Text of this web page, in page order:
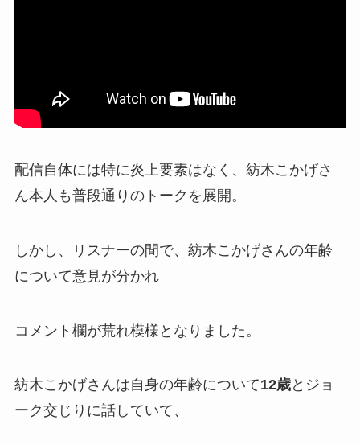
配信自体には特に炎上要素はなく、紡木こかげさ
ん本人も普段通りのトークを展開。
しかし、リスナーの間で、紡木こかげさんの年齢
について意見が分かれ
コメント欄が荒れ模様 となりました。
紡木こかげさんは自身の年齢について12歳とジョ
ーク交じりに話していて、